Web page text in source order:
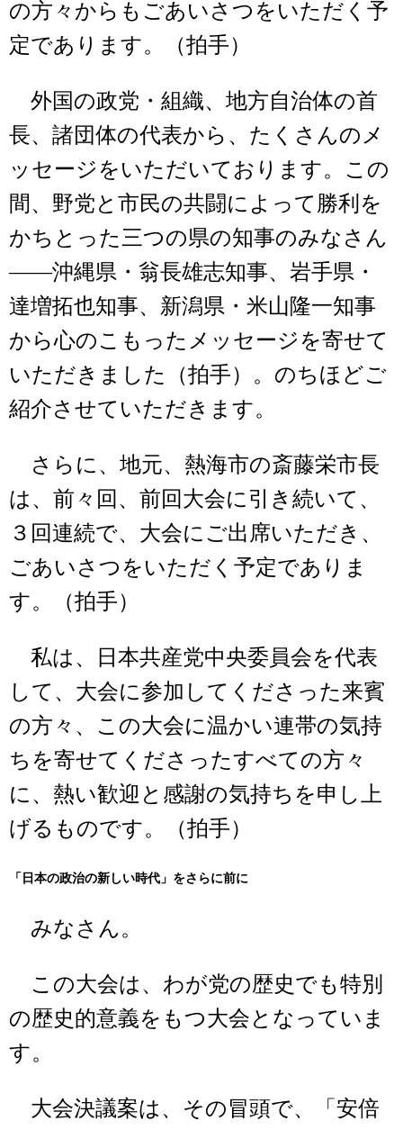
の方々からもごあいさつをいただく予
定であります。（拍手）
外国の政党・組織、地方自治体の首
長、諸団体の代表から、たくさんのメ
ッセージをいただいております。この
間、野党と市民の共闘によって勝利を
かちとった三つの県の知事のみなさん
――沖縄県・翁長雄志知事、岩手県・
達増拓也知事、新潟県・米山隆一知事
から心のこもったメッセージを寄せて
いただきました（拍手）。のちほどご
紹介させていただきます。
さらに、地元、熱海市の斎藤栄市長
は、前々回、前回大会に引き続いて、
３回連続で、大会にご出席いただき、
ごあいさつをいただく予定でありま
す。（拍手）
私は、日本共産党中央委員会を代表
して、大会に参加してくださった来賓
の方々、この大会に温かい連帯の気持
ちを寄せてくださったすべての方々
に、熱い歓迎と感謝の気持ちを申し上
げるものです。（拍手）
「日本の政治の新しい時代」をさらに前に
みなさん。
この大会は、わが党の歴史でも特別
の歴史的意義をもつ大会となっていま
す。
大会決議案は、その冒頭で、「安倍